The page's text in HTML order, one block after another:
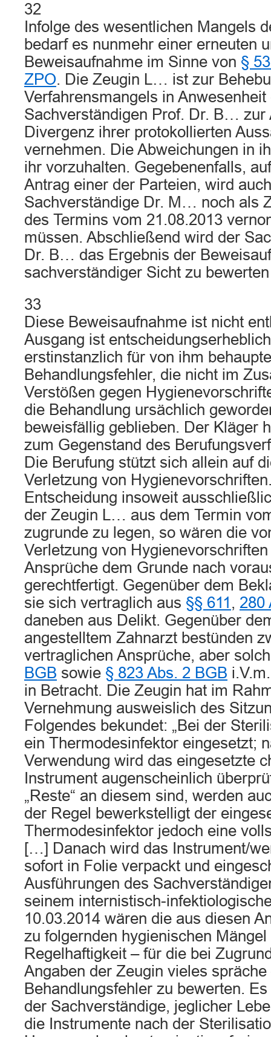
32
Infolge des wesentlichen Mangels
bedarf es nunmehr einer erneuten
Beweisaufnahme im Sinne von §
ZPO. Die Zeugin L… ist zur
Verfahrensmangels in Anwesenheit
Sachverständigen Prof. Dr. B… zur
Divergenz ihrer protokollierten
vernehmen. Die Abweichungen in
ihr vorzuhalten. Gegebenenfalls,
Antrag einer der Parteien, wird
Sachverständige Dr. M… noch als
des Termins vom 21.08.2013
müssen. Abschließend wird der
Dr. B… das Ergebnis der
sachverständiger Sicht zu
33
Diese Beweisaufnahme ist nicht
Ausgang ist
erstinstanzlich für von ihm
Behandlungsfehler, die nicht im
Verstößen gegen
die Behandlung ursächlich
beweisfällig geblieben. Der Kläger
zum Gegenstand des
Die Berufung stützt sich allein auf
Verletzung von
Entscheidung insoweit
der Zeugin L… aus dem Termin
zugrunde zu legen, so wären die
Verletzung von
Ansprüche dem Grunde nach
gerechtfertigt. Gegenüber dem
sie sich vertraglich aus §§ 611 , 280
daneben aus Delikt. Gegenüber
angestelltem Zahnarzt bestünden
vertraglichen Ansprüche, aber
BGB sowie § 823 Abs. 2 BGB
in Betracht. Die Zeugin hat im
Vernehmung ausweislich des
Folgendes bekundet: „Bei der
ein Thermodesinfektor eingesetzt;
Verwendung wird das eingesetzte
Instrument augenscheinlich
„Reste“ an diesem sind, werden
der Regel bewerkstelligt der
Thermodesinfektor jedoch eine
[…] Danach wird das Instrument/
sofort in Folie verpackt und
Ausführungen des
seinem internistisch-
10.03.2014 wären die aus diesen
zu folgernden hygienischen
Regelhaftigkeit – für die bei
Angaben der Zeugin vieles
Behandlungsfehler zu bewerten.
der Sachverständige, jeglicher
die Instrumente nach der